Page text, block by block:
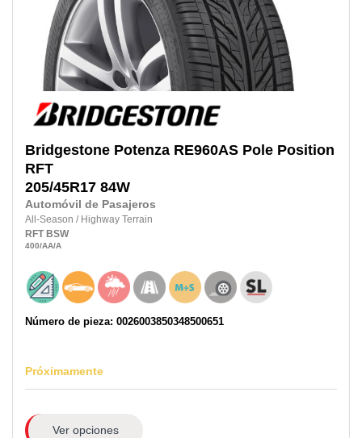
Bridgestone Potenza RE960AS Pole Position
RFT
205/45R17 84W
Automóvil de Pasajeros
All-Season / Highway Terrain
RFT BSW
400/AA/A
Número de pieza: 0026003850348500651
Próximamente
Ver opciones